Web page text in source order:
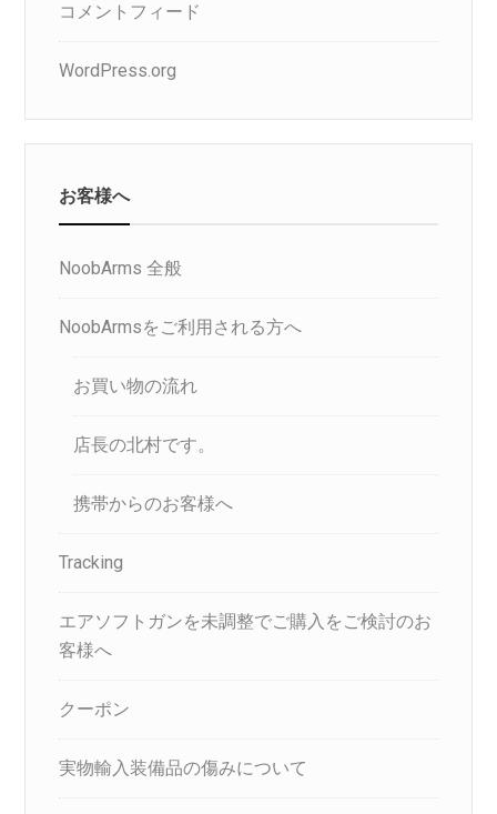
コメントフィード
WordPress.org
お客様へ
NoobArms 全般
NoobArmsをご利用される方へ
お買い物の流れ
店長の北村です。
携帯からのお客様へ
Tracking
エアソフトガンを未調整でご購入をご検討のお
客様へ
クーポン
実物輸入装備品の傷みについて